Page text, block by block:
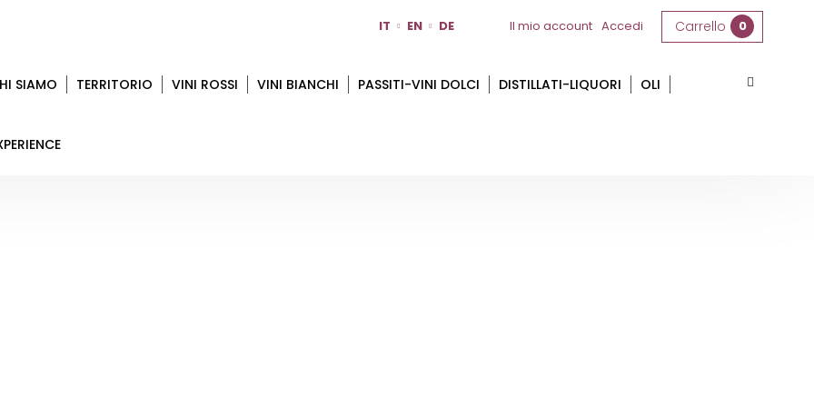
Il mio account Accedi Carrello 0
IT EN DE
SIAMO TERRITORIO VINI ROSSI VINI BIANCHI PASSITI-VINI DOLCI DISTILLATI-LIQUORI OLI